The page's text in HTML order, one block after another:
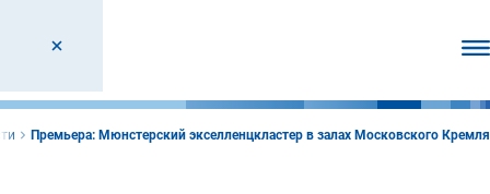
Премьера: Мюнстерский экселленцкластер в залах Московского Кремля